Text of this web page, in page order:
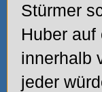
Stürmer
Huber
innerhalb
jeder